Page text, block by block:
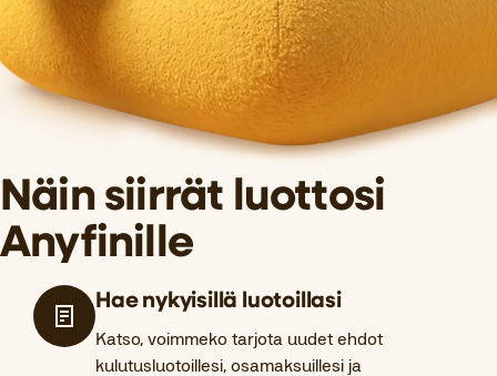
Näin siirrät luottosi
Anyfinille
Hae nykyisillä luotoillasi
Katso, voimmeko tarjota uudet ehdot
kulutusluotoillesi, osamaksuillesi ja